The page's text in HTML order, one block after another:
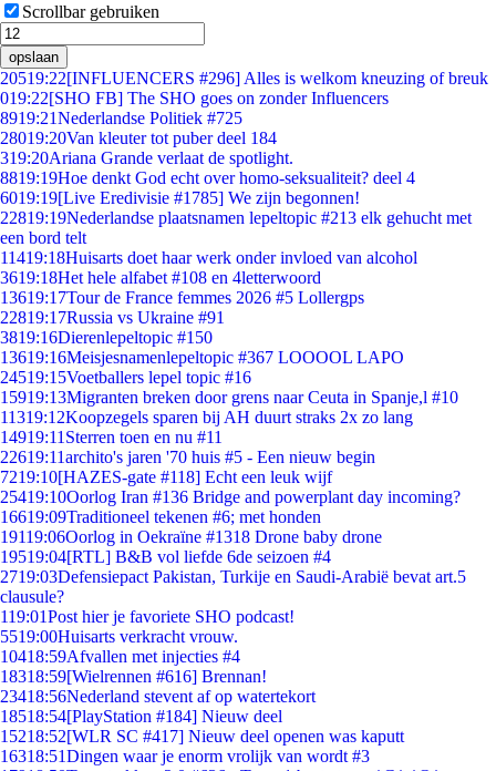
Scrollbar gebruiken
opslaan
20519:22[INFLUENCERS #296] Alles is welkom kneuzing of breuk
019:22[SHO FB] The SHO goes on zonder Influencers
8919:21Nederlandse Politiek #725
28019:20Van kleuter tot puber deel 184
319:20Ariana Grande verlaat de spotlight.
8819:19Hoe denkt God echt over homo-seksualiteit? deel 4
6019:19[Live Eredivisie #1785] We zijn begonnen!
22819:19Nederlandse plaatsnamen lepeltopic #213 elk gehucht met
een bord telt
11419:18Huisarts doet haar werk onder invloed van alcohol
3619:18Het hele alfabet #108 en 4letterwoord
13619:17Tour de France femmes 2026 #5 Lollergps
22819:17Russia vs Ukraine #91
3819:16Dierenlepeltopic #150
13619:16Meisjesnamenlepeltopic #367 LOOOOL LAPO
24519:15Voetballers lepel topic #16
15919:13Migranten breken door grens naar Ceuta in Spanje,l #10
11319:12Koopzegels sparen bij AH duurt straks 2x zo lang
14919:11 Sterren toen en nu #11
22619:11archito's jaren '70 huis #5 - Een nieuw begin
7219:10[HAZES-gate #118] Echt een leuk wijf
25419:10Oorlog Iran #136 Bridge and powerplant day incoming?
16619:09Traditioneel tekenen #6; met honden
19119:06Oorlog in Oekraïne #1318 Drone baby drone
19519:04[RTL] B&B vol liefde 6de seizoen #4
2719:03Defensiepact Pakistan, Turkije en Saudi-Arabië bevat art.5
clausule?
119:01Post hier je favoriete SHO podcast!
5519:00Huisarts verkracht vrouw.
10418:59Afvallen met injecties #4
18318:59[Wielrennen #616] Brennan!
23418:56Nederland stevent af op watertekort
18518:54[PlayStation #184] Nieuw deel
15218:52[WLR SC #417] Nieuw deel openen was kaputt
16318:51Dingen waar je enorm vrolijk van wordt #3